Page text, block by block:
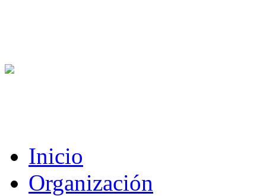
Inicio
Organización